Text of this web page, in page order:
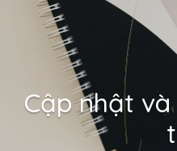
Cập nhật